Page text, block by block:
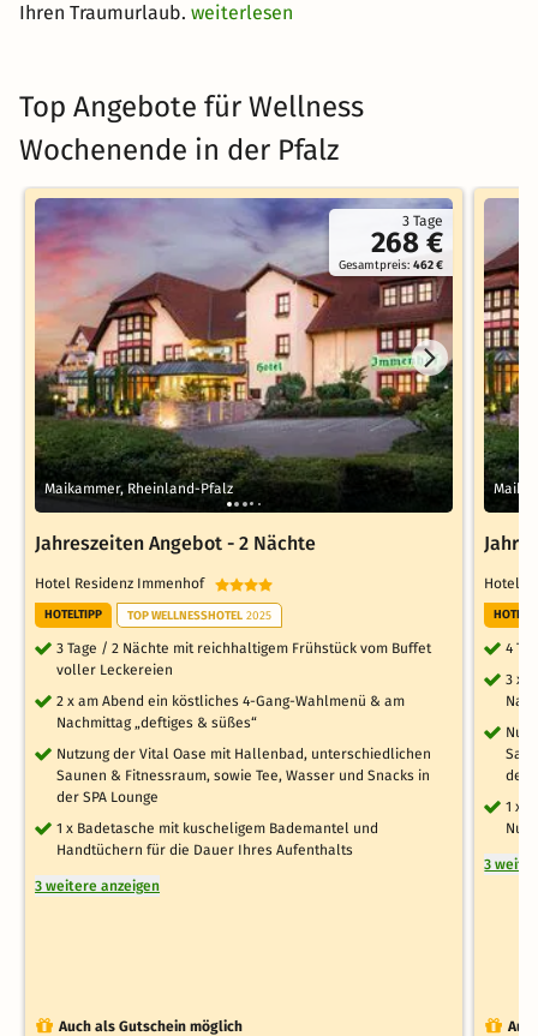
Ihren Traumurlaub. weiterlesen
Top Angebote für Wellness
Wochenende in der Pfalz
3 Tage
268 €
Gesamtpreis:462 €
Maikammer, Rheinland-Pfalz
Jahreszeiten Angebot - 2 Nächte
Hotel Residenz Immenhof
HOTELTIPP TOP WELLNESSHOTEL 2025
3 Tage / 2 Nächte mit reichhaltigem Frühstück vom Buffet
voller Leckereien
2 x am Abend ein köstliches 4-Gang-Wahlmenü & am
Nachmittag „deftiges & süßes“
Nutzung der Vital Oase mit Hallenbad, unterschiedlichen
Saunen & Fitnessraum, sowie Tee, Wasser und Snacks in
der SPA Lounge
1 x Badetasche mit kuscheligem Bademantel und
Handtüchern für die Dauer Ihres Aufenthalts
3 weitere anzeigen
Auch als Gutschein möglich
Hotel
4
3 x
der
1 x
3